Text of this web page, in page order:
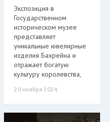
Экспозиция в
Государственном
историческом музее
представляет
уникальные ювелирные
изделия Бахрейна и
отражает богатую
культуру королевства,
20 ноября 2024